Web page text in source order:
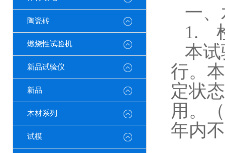
陶瓷砖
燃烧性试验机
新品试验仪
新品
木材系列
试模
一
1.
本
行。
定状
用。
（
年内